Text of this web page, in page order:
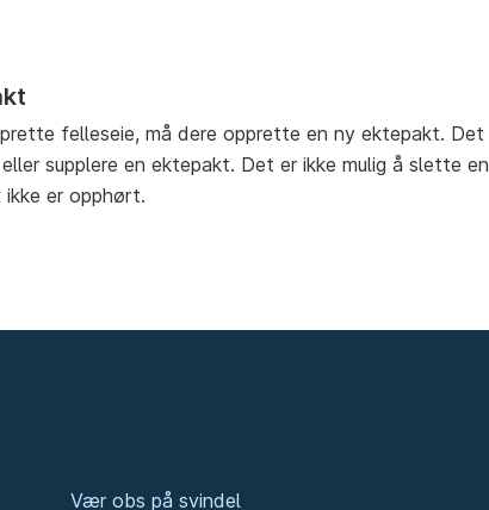
felleseie, må dere opprette en ny ektepakt. Det
supplere en ektepakt. Det er ikke mulig å slette en
er opphørt.
Vær obs på svindel